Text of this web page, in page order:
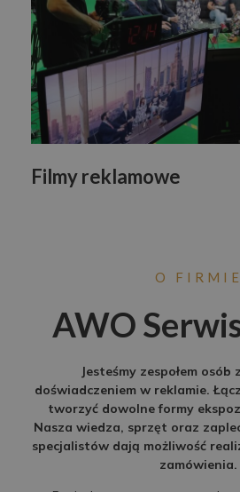
Filmy reklamowe
O FIRMIE
AWO
Jesteśmy zespołem
doświadczeniem w reklamie.
tworzyć dowolne formy
Nasza wiedza, sprzęt oraz
specjalistów dają możliwość
zamówienia.